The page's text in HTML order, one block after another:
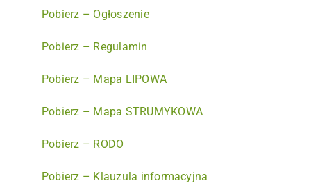
Pobierz – Ogłoszenie
Pobierz – Regulamin
Pobierz – Mapa LIPOWA
Pobierz – Mapa STRUMYKOWA
Pobierz – RODO
Pobierz – Klauzula informacyjna